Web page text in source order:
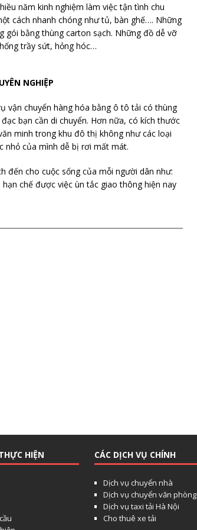
năm kinh nghiệm làm việc tận tình chu
cách nhanh chóng như tủ, bàn ghế…. Những
bằng thùng carton sạch. Những đồ dễ vỡ
trầy sứt, hỏng hóc…
NGHIỆP
vận chuyển hàng hóa bằng ô tô tải có thùng
bạn cần di chuyển. Hơn nữa, có kích thước
minh trong khu đô thị không như các loại
nhỏ của mình dễ bị rơi mất mát.
đến cho cuộc sống của mỗi người dân như:
chế được việc ùn tắc giao thông hiện nay
HIỆN CÁC DỊCH VỤ CHÍNH
Dịch vụ chuyển nhà
Dịch vụ chuyển văn phòng
Dịch vụ taxi tải Hà Nội
Cho thuê xe tải